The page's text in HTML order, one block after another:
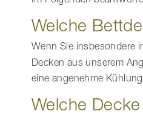
Welche
Wenn Sie insbesondere
Decken aus unserem
eine angenehme
Welche